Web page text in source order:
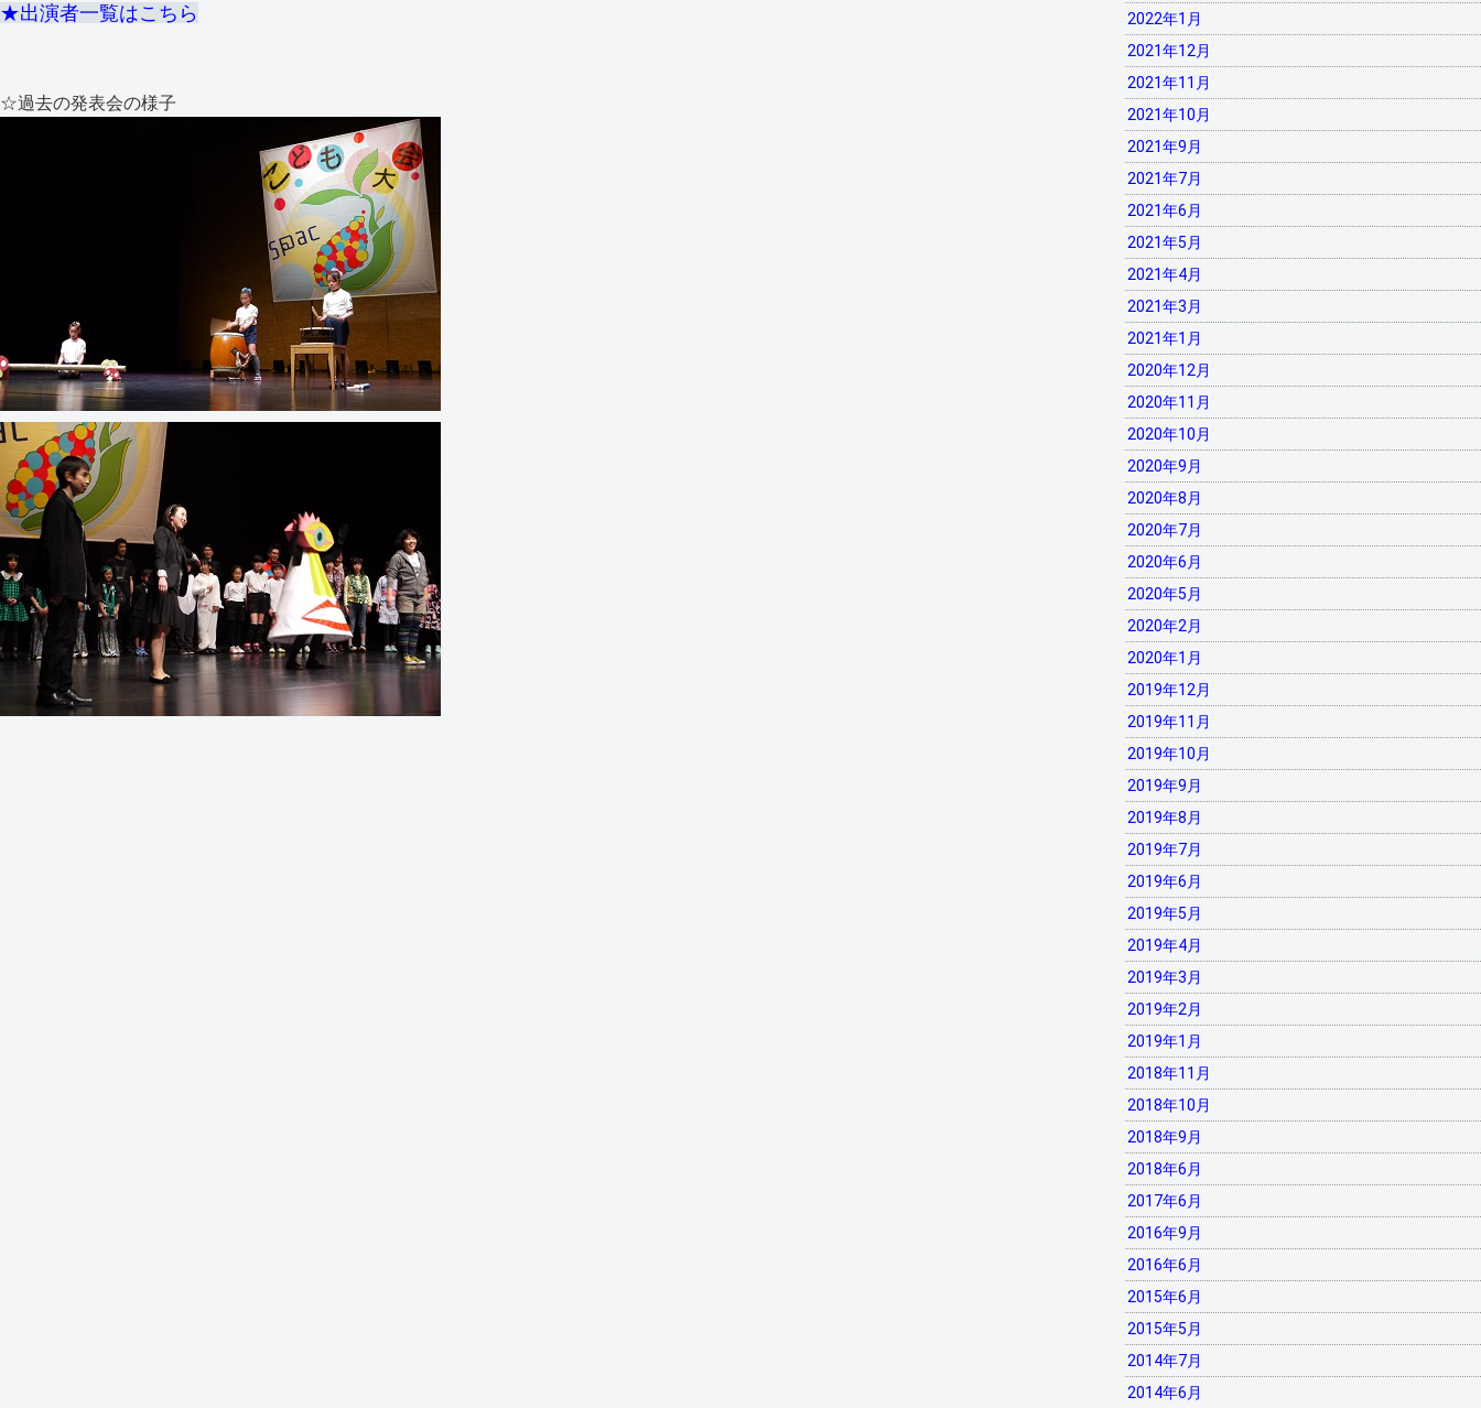
★出演者一覧はこちら
☆過去の発表会の様子
2022年1月
2021年12月
2021年11月
2021年10月
2021年9月
2021年7月
2021年6月
2021年5月
2021年4月
2021年3月
2021年1月
2020年12月
2020年11月
2020年10月
2020年9月
2020年8月
2020年7月
2020年6月
2020年5月
2020年2月
2020年1月
2019年12月
2019年11月
2019年10月
2019年9月
2019年8月
2019年7月
2019年6月
2019年5月
2019年4月
2019年3月
2019年2月
2019年1月
2018年11月
2018年10月
2018年9月
2018年6月
2017年6月
2016年9月
2016年6月
2015年6月
2015年5月
2014年7月
2014年6月